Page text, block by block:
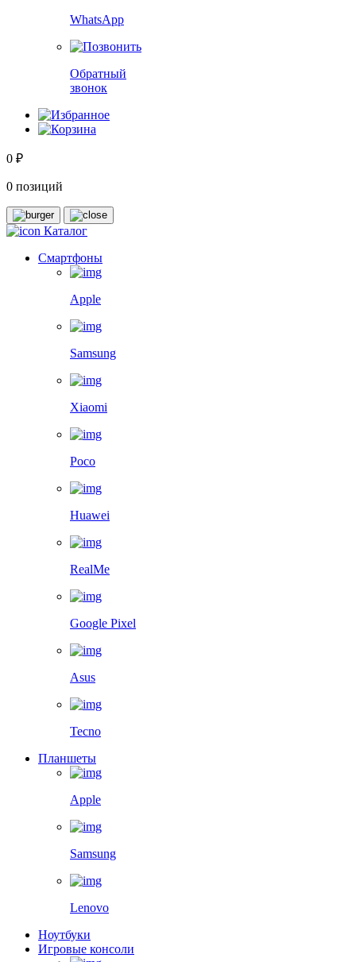
WhatsApp
Обратный
звонок
0 ₽
0 позиций
Каталог
Смартфоны
Apple
Samsung
Xiaomi
Poco
Huawei
RealMe
Google Pixel
Asus
Tecno
Планшеты
Apple
Samsung
Lenovo
Ноутбуки
Игровые консоли